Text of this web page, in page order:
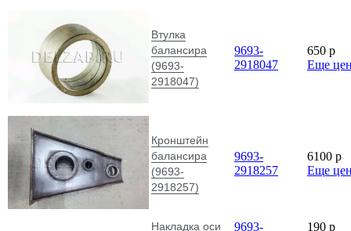
Втулка
балансира
(9693-
2918047)
9693-
2918047
650 p
Еще
Кронштейн
балансира
(9693-
2918257)
9693-
2918257
6100 p
Еще
Накладка оси
9693-
190 p